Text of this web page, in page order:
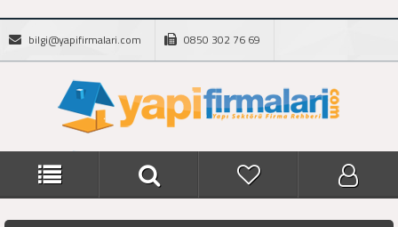
bilgi@yapifirmalari.com 0850 302 76 69